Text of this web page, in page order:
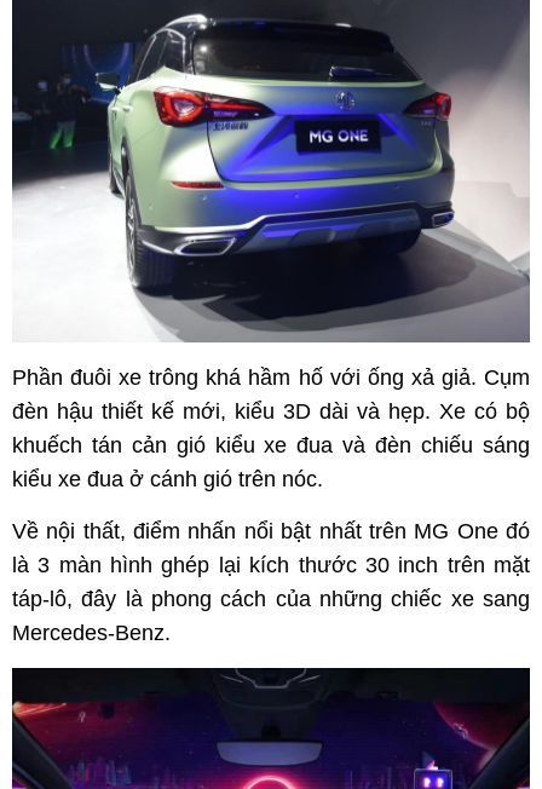
Phần đuôi xe trông khá hầm hố với ống xả giả. Cụm
đèn hậu thiết kế mới, kiểu 3D dài và hẹp. Xe có bộ
khuếch tán cản gió kiểu xe đua và đèn chiếu sáng
kiểu xe đua ở cánh gió trên nóc.
Về nội thất, điểm nhấn nổi bật nhất trên MG One đó
là 3 màn hình ghép lại kích thước 30 inch trên mặt
táp-lô, đây là phong cách của những chiếc xe sang
Mercedes-Benz.